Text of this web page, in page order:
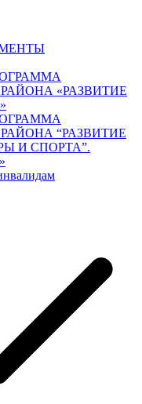
«РАЗВИТИЕ
“РАЗВИТИЕ
И СПОРТА”.